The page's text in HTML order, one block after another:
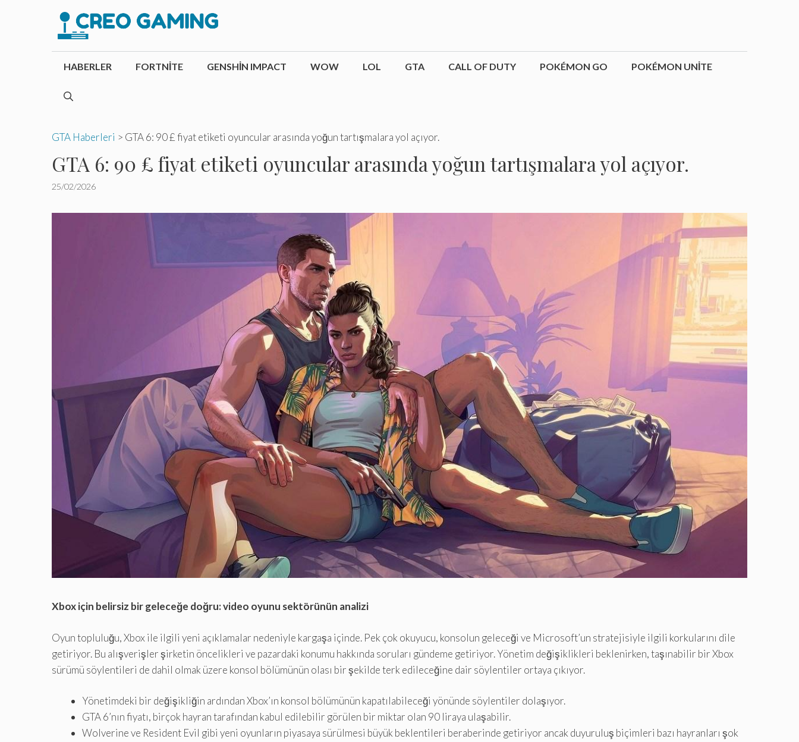
HABERLER FORTNITE GENSHIN IMPACT WOW LOL GTA CALL OF DUTY POKÉMON GO POKÉMON UNITE
GTA Haberleri > GTA 6: 90 £ fiyat etiketi oyuncular arasında yoğun tartışmalara yol açıyor.
GTA 6: 90 £ fiyat etiketi oyuncular arasında yoğun tartışmalara yol açıyor.
25/02/2026
Xbox için belirsiz bir geleceğe doğru: video oyunu sektörünün analizi
Oyun topluluğu, Xbox ile ilgili yeni açıklamalar nedeniyle kargaşa içinde. Pek çok okuyucu, konsolun geleceği ve Microsoft’un stratejisiyle ilgili korkularını dile
getiriyor. Bu alışverişler şirketin öncelikleri ve pazardaki konumu hakkında soruları gündeme getiriyor. Yönetim değişiklikleri beklenirken, taşınabilir bir Xbox
sürümü söylentileri de dahil olmak üzere konsol bölümünün olası bir şekilde terk edileceğine dair söylentiler ortaya çıkıyor.
Yönetimdeki bir değişikliğin ardından Xbox’ın konsol bölümünün kapatılabileceği yönünde söylentiler dolaşıyor.
GTA 6’nın fiyatı, birçok hayran tarafından kabul edilebilir görülen bir miktar olan 90 liraya ulaşabilir.
Wolverine ve Resident Evil gibi yeni oyunların piyasaya sürülmesi büyük beklentileri beraberinde getiriyor ancak duyuruluş biçimleri bazı hayranları şok